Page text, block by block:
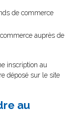
de commerce
auprès de
inscription au
déposé sur le site
au